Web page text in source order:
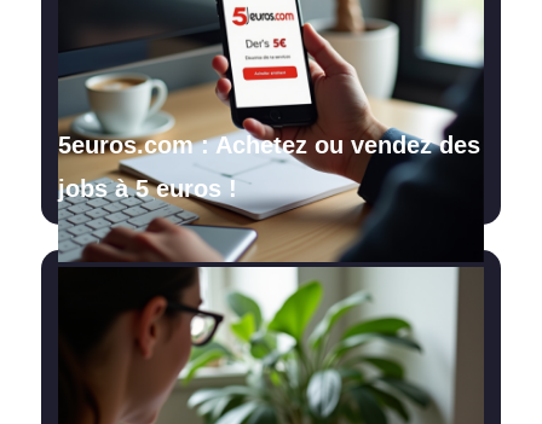
5euros.com : Achetez ou vendez des
jobs à 5 euros !